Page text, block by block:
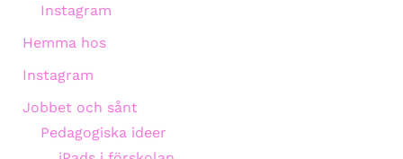
Instagram
Hemma hos
Instagram
Jobbet och sånt
Pedagogiska ideer